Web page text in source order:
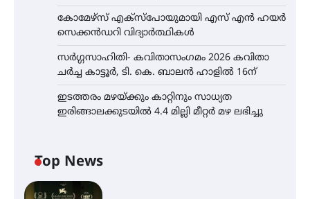
കോമേഴ്സ് എക്സ്പോയുമായി എസ് എൻ ഹയർ
സെക്കൻഡറി വിദ്യാർത്ഥികൾ
സർഗ്ഗസാഹിതി- കവിതാസംഗമം 2026 കവിതാ
ചർച്ച കാട്ടൂർ, ടി. കെ. ബാലൻ ഹാളിൽ 16ന്
ഇടത്തരം മഴയ്ക്കും കാറ്റിനും സാധ്യത
ഇരിങ്ങാലക്കുടയിൽ 4.4 മില്ലി മീറ്റർ മഴ ലഭിച്ചു
Top News